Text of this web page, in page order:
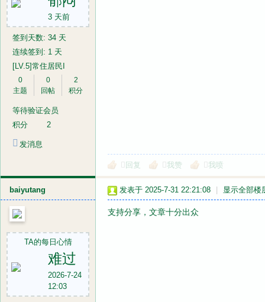
兰
画
3 天前
签到天数: 34 天
连续签到: 1 天
[LV.5]常住居民I
0
主题
0
回帖
2
积分
等待验证会员
积分
2
发消息
回复 我赞 我喷
baiyutang
TA的每日心情
难过
2026-7-24
12:03
发表于 2025-7-31 22:21:08 显示全部楼
支持分享，文章十分出众